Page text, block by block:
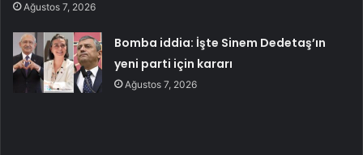
Ağustos 7, 2026
Bomba iddia: İşte Sinem Dedetaş’ın
yeni parti için kararı
Ağustos 7, 2026